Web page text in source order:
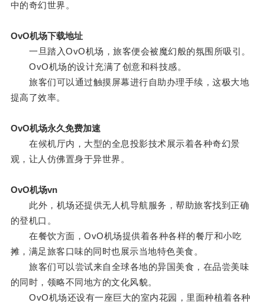
中的奇幻世界。
OvO机场下载地址
一旦踏入OvO机场，旅客便会被魔幻般的氛围所吸引。
OvO机场的设计充满了创意和科技感。
旅客们可以通过触摸屏幕进行自助办理手续，这极大地
提高了效率。
OvO机场永久免费加速
在候机厅内，大型的全息投影技术展示着各种奇幻景
观，让人仿佛置身于异世界。
OvO机场vn
此外，机场还提供无人机导航服务，帮助旅客找到正确
的登机口。
在餐饮方面，OvO机场提供着各种各样的餐厅和小吃
摊，满足旅客口味的同时也展示当地特色美食。
旅客们可以尝试来自全球各地的异国美食，在品尝美味
的同时，领略不同地方的文化风貌。
OvO机场还设有一座巨大的室内花园，里面种植着各种